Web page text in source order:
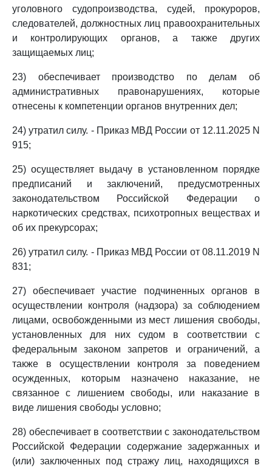
уголовного судопроизводства, судей, прокуроров,
следователей, должностных лиц правоохранительных
и контролирующих органов, а также других
защищаемых лиц;
23) обеспечивает производство по делам об
административных правонарушениях, которые
отнесены к компетенции органов внутренних дел;
24) утратил силу. - Приказ МВД России от 12.11.2025 N
915;
25) осуществляет выдачу в установленном порядке
предписаний и заключений, предусмотренных
законодательством Российской Федерации о
наркотических средствах, психотропных веществах и
об их прекурсорах;
26) утратил силу. - Приказ МВД России от 08.11.2019 N
831;
27) обеспечивает участие подчиненных органов в
осуществлении контроля (надзора) за соблюдением
лицами, освобожденными из мест лишения свободы,
установленных для них судом в соответствии с
федеральным законом запретов и ограничений, а
также в осуществлении контроля за поведением
осужденных, которым назначено наказание, не
связанное с лишением свободы, или наказание в
виде лишения свободы условно;
28) обеспечивает в соответствии с законодательством
Российской Федерации содержание задержанных и
(или) заключенных под стражу лиц, находящихся в